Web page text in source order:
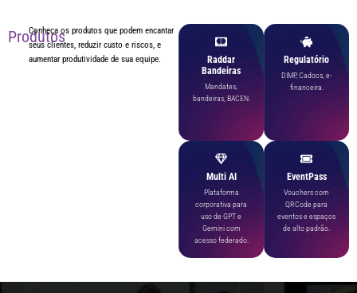
Produtos
Conheça os produtos que podem encantar
seus clientes, reduzir custo e riscos, e
aumentar produtividade de sua equipe.
Raddar
Bandeiras
Mandates,
bandeiras, BACEN.
Regulatório
DIMP, Cadocs, e-
financeira.
Multi AI
Plataforma
corporativa para
uso de GPT e
Gemini com
acesso federado.
EventPass
Vouchers com
QRCode para
eventos e espaços
de alto padrão.